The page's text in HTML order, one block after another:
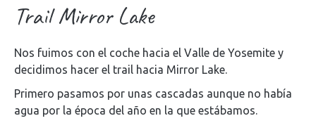
Trail Mirror Lake
Nos fuimos con el coche hacia el Valle de Yosemite y
decidimos hacer el trail hacia Mirror Lake.
Primero pasamos por unas cascadas aunque no había
agua por la época del año en la que estábamos.